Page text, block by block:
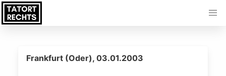
Frankfurt (Oder), 03.01.2003